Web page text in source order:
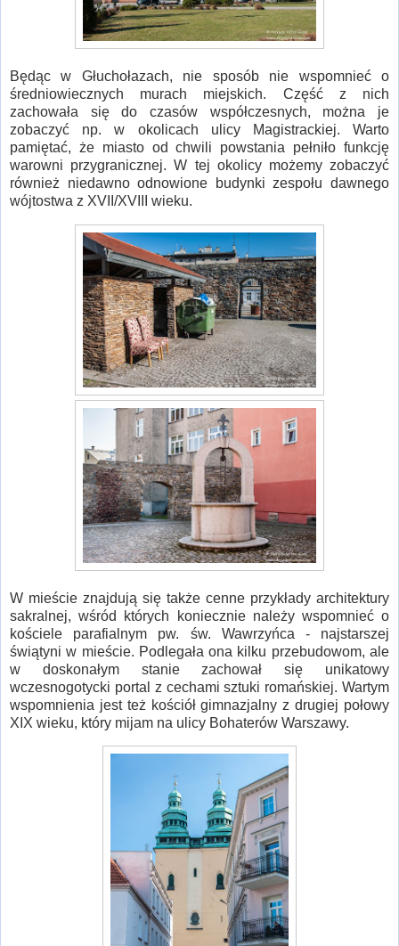
Będąc w Głuchołazach, nie sposób nie wspomnieć o
średniowiecznych murach miejskich. Część z nich
zachowała się do czasów współczesnych, można je
zobaczyć np. w okolicach ulicy Magistrackiej. Warto
pamiętać, że miasto od chwili powstania pełniło funkcję
warowni przygranicznej. W tej okolicy możemy zobaczyć
również niedawno odnowione budynki zespołu dawnego
wójtostwa z XVII/XVIII wieku.
W mieście znajdują się także cenne przykłady architektury
sakralnej, wśród których koniecznie należy wspomnieć o
kościele parafialnym pw. św. Wawrzyńca - najstarszej
świątyni w mieście. Podlegała ona kilku przebudowom, ale
w doskonałym stanie zachował się unikatowy
wczesnogotycki portal z cechami sztuki romańskiej. Wartym
wspomnienia jest też kościół gimnazjalny z drugiej połowy
XIX wieku, który mijam na ulicy Bohaterów Warszawy.